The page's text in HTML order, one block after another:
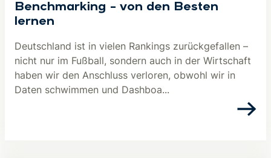
Benchmarking – von den Besten
lernen
Deutschland ist in vielen Rankings zurückgefallen –
nicht nur im Fußball, sondern auch in der Wirtschaft
haben wir den Anschluss verloren, obwohl wir in
Daten schwimmen und Dashboa...